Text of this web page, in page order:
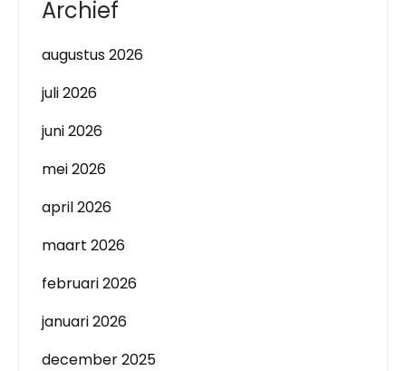
Archief
augustus 2026
juli 2026
juni 2026
mei 2026
april 2026
maart 2026
februari 2026
januari 2026
december 2025